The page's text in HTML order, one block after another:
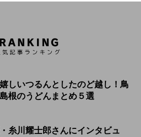
しいつるんとしたのど越し！鳥
根のうどんまとめ５選
糸川耀士郎さんにインタビュ